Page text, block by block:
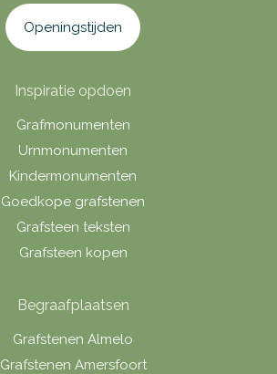
Openingstijden
Inspiratie opdoen
Grafmonumenten
Urnmonumenten
Kindermonumenten
Goedkope grafstenen
Grafsteen teksten
Grafsteen kopen
Begraafplaatsen
Grafstenen Almelo
Grafstenen Amersfoort